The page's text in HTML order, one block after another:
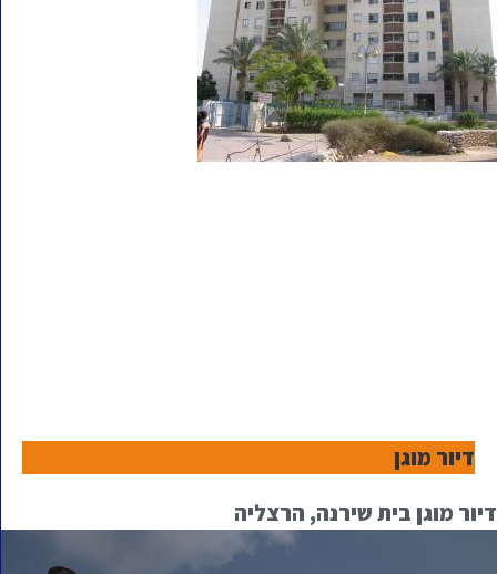
דיור מוגן
דיור מוגן בית שירנה, הרצליה